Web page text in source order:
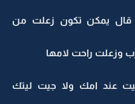
قال يمكن تكون زعلت من
وزعلت راحت لامها
عند امك ولا جيت ليتك